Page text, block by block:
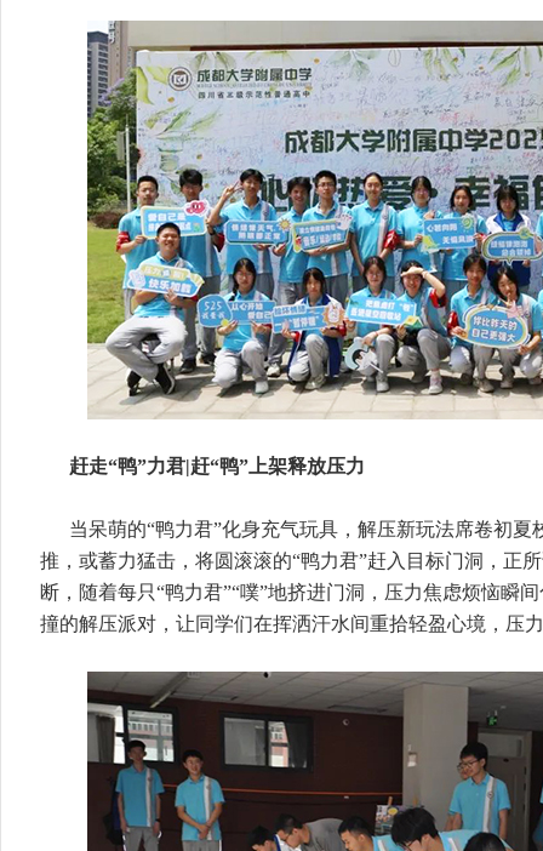
赶走“鸭”力君|赶“鸭”上架释放压力
当呆萌的“鸭力君”化身充气玩具，解压新玩法席卷初
推，或蓄力猛击，将圆滚滚的“鸭力君”赶入目标门洞，正
断，随着每只“鸭力君”“噗”地挤进门洞，压力焦虑烦恼瞬
撞的解压派对，让同学们在挥洒汗水间重拾轻盈心境，压